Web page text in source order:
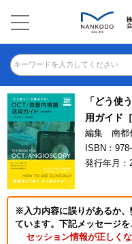
キーワードを入力してください
「どう使
用ガイド
編集 南都
ISBN：
発行年月：
※入力内容に誤りがあるか
ています。下記メッセージを
セッション情報が正しく